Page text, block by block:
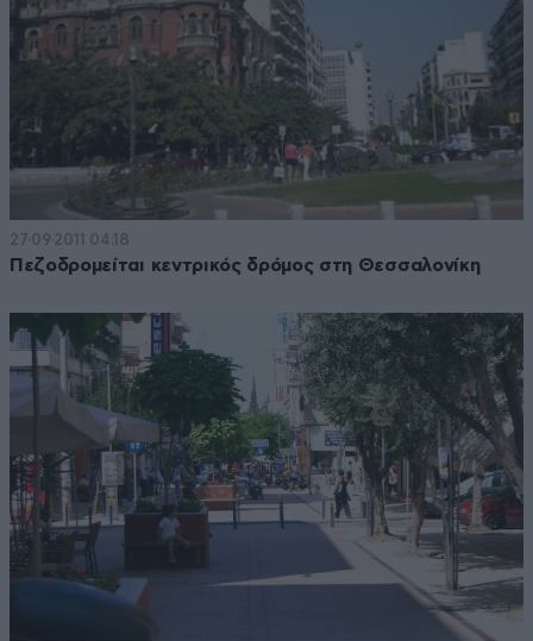
27·09·2011 04:18
Πεζοδρομείται κεντρικός δρόμος στη Θεσσαλονίκη